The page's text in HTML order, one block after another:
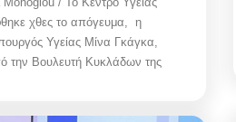
χθες το απόγευμα, η
Υγείας Μίνα Γκάγκα,
την Βουλευτή Κυκλάδων της